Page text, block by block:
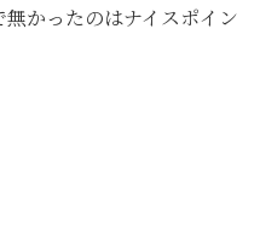
かったのはナイスポイン